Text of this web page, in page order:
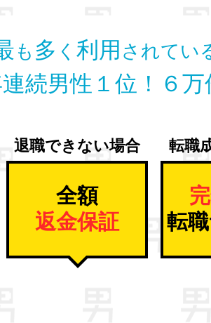
も 多 く 利用 されてい
続男性１位！ ６
退職できない場合
全額
返金保証
転職
転